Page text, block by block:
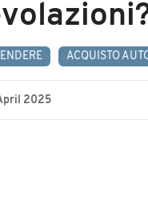
ACQUISTO
2025